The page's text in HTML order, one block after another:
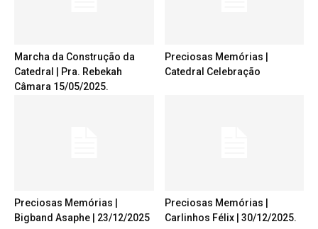
Marcha da Construção da
Catedral | Pra. Rebekah
Câmara 15/05/2025.
Preciosas Memórias |
Catedral Celebração
Preciosas Memórias |
Bigband Asaphe | 23/12/2025
Preciosas Memórias |
Carlinhos Félix | 30/12/2025.